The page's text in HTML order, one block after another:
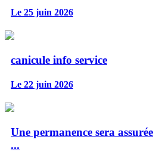
Le 25 juin 2026
canicule info service
Le 22 juin 2026
Une permanence sera assurée
...